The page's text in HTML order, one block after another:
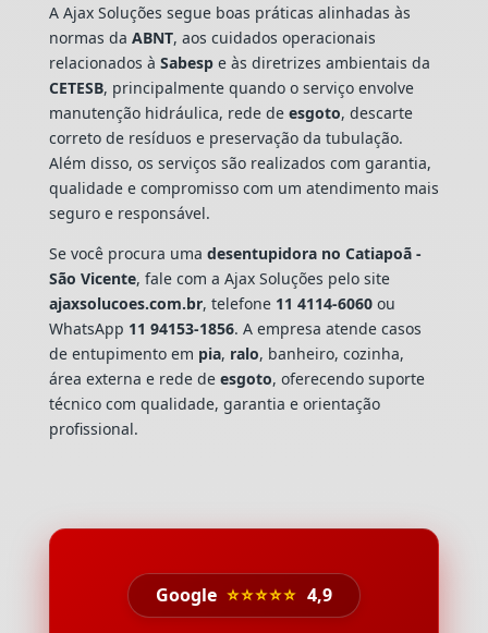
A Ajax Soluções segue boas práticas alinhadas às
normas da ABNT, aos cuidados operacionais
relacionados à Sabespe às diretrizes ambientais da
CETESB, principalmente quando o serviço envolve
manutenção hidráulica, rede de esgoto, descarte
correto de resíduos e preservação da tubulação.
Além disso, os serviços são realizados com garantia,
qualidade e compromisso com um atendimento mais
seguro e responsável.
Se você procura uma desentupidora no Catiapoã -
São Vicente, fale com a Ajax Soluções pelo site
ajaxsolucoes.com.br, telefone 11 4114-6060ou
WhatsApp 11 94153-1856. A empresa atende casos
de entupimento em pia, ralo, banheiro, cozinha,
área externa e rede de esgoto, oferecendo suporte
técnico com qualidade, garantia e orientação
profissional.
Google ⭐⭐⭐⭐⭐ 4,9